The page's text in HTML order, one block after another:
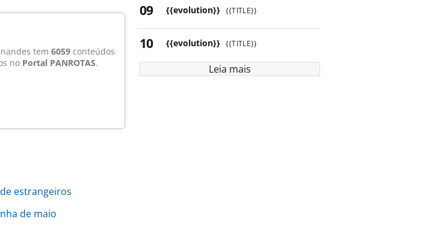
tem 6059 conteúdos
no Portal PANROTAS.
estrangeiros
de maio
{{evolution}} {{TITLE}}
{{evolution}} {{TITLE}}
Leia mais